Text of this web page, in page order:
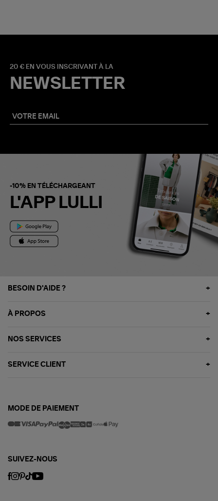
20 € EN VOUS INSCRIVANT À LA
NEWSLETTER
-10% EN TÉLÉCHARGEANT
L'APP LULLI
BESOIN D'AIDE ?
À PROPOS
NOS SERVICES
SERVICE CLIENT
MODE DE PAIEMENT
SUIVEZ-NOUS